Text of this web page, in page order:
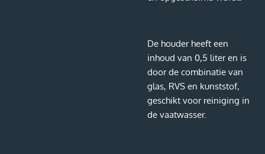
De houder heeft een
inhoud van 0,5 liter en is
door de combinatie van
glas, RVS en kunststof,
geschikt voor reiniging in
de vaatwasser.